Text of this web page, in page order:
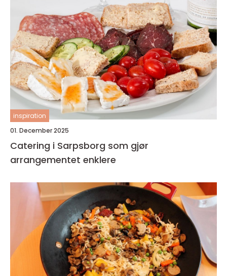
inspiration
01. December 2025
Catering i Sarpsborg som gjør
arrangementet enklere